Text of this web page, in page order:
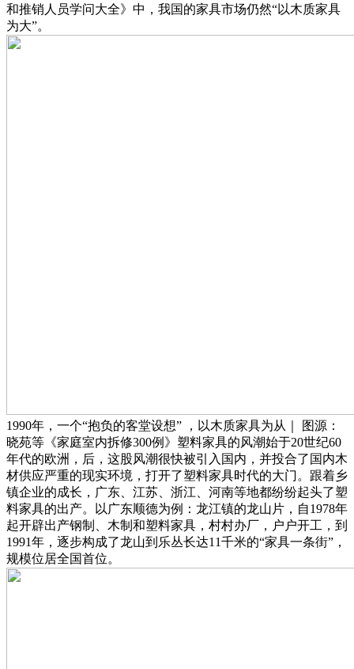
和推销人员学问大全》中，我国的家具市场仍然“以木质家具
为大”。
1990年，一个“抱负的客堂设想” ，以木质家具为从｜ 图源：
晓苑等《家庭室内拆修300例》塑料家具的风潮始于20世纪60
年代的欧洲，后，这股风潮很快被引入国内，并投合了国内木
材供应严重的现实环境，打开了塑料家具时代的大门。跟着乡
镇企业的成长，广东、江苏、浙江、河南等地都纷纷起头了塑
料家具的出产。以广东顺德为例：龙江镇的龙山片，自1978年
起开辟出产钢制、木制和塑料家具，村村办厂，户户开工，到
1991年，逐步构成了龙山到乐丛长达11千米的“家具一条街”，
规模位居全国首位。